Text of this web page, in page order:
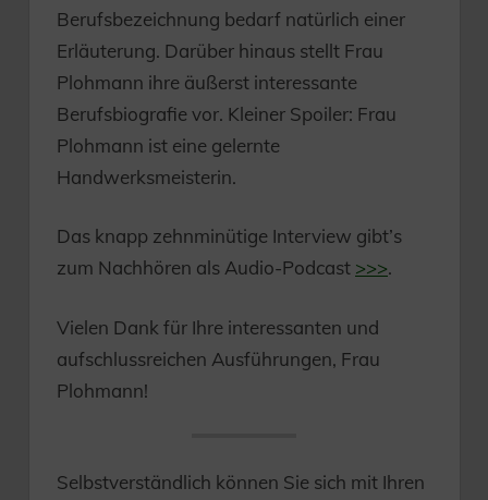
Berufsbezeichnung bedarf natürlich einer
Erläuterung. Darüber hinaus stellt Frau
Plohmann ihre äußerst interessante
Berufsbiografie vor. Kleiner Spoiler: Frau
Plohmann ist eine gelernte
Handwerksmeisterin.
Das knapp zehnminütige Interview gibt’s
zum Nachhören als Audio-Podcast >>>.
Vielen Dank für Ihre interessanten und
aufschlussreichen Ausführungen, Frau
Plohmann!
Selbstverständlich können Sie sich mit Ihren